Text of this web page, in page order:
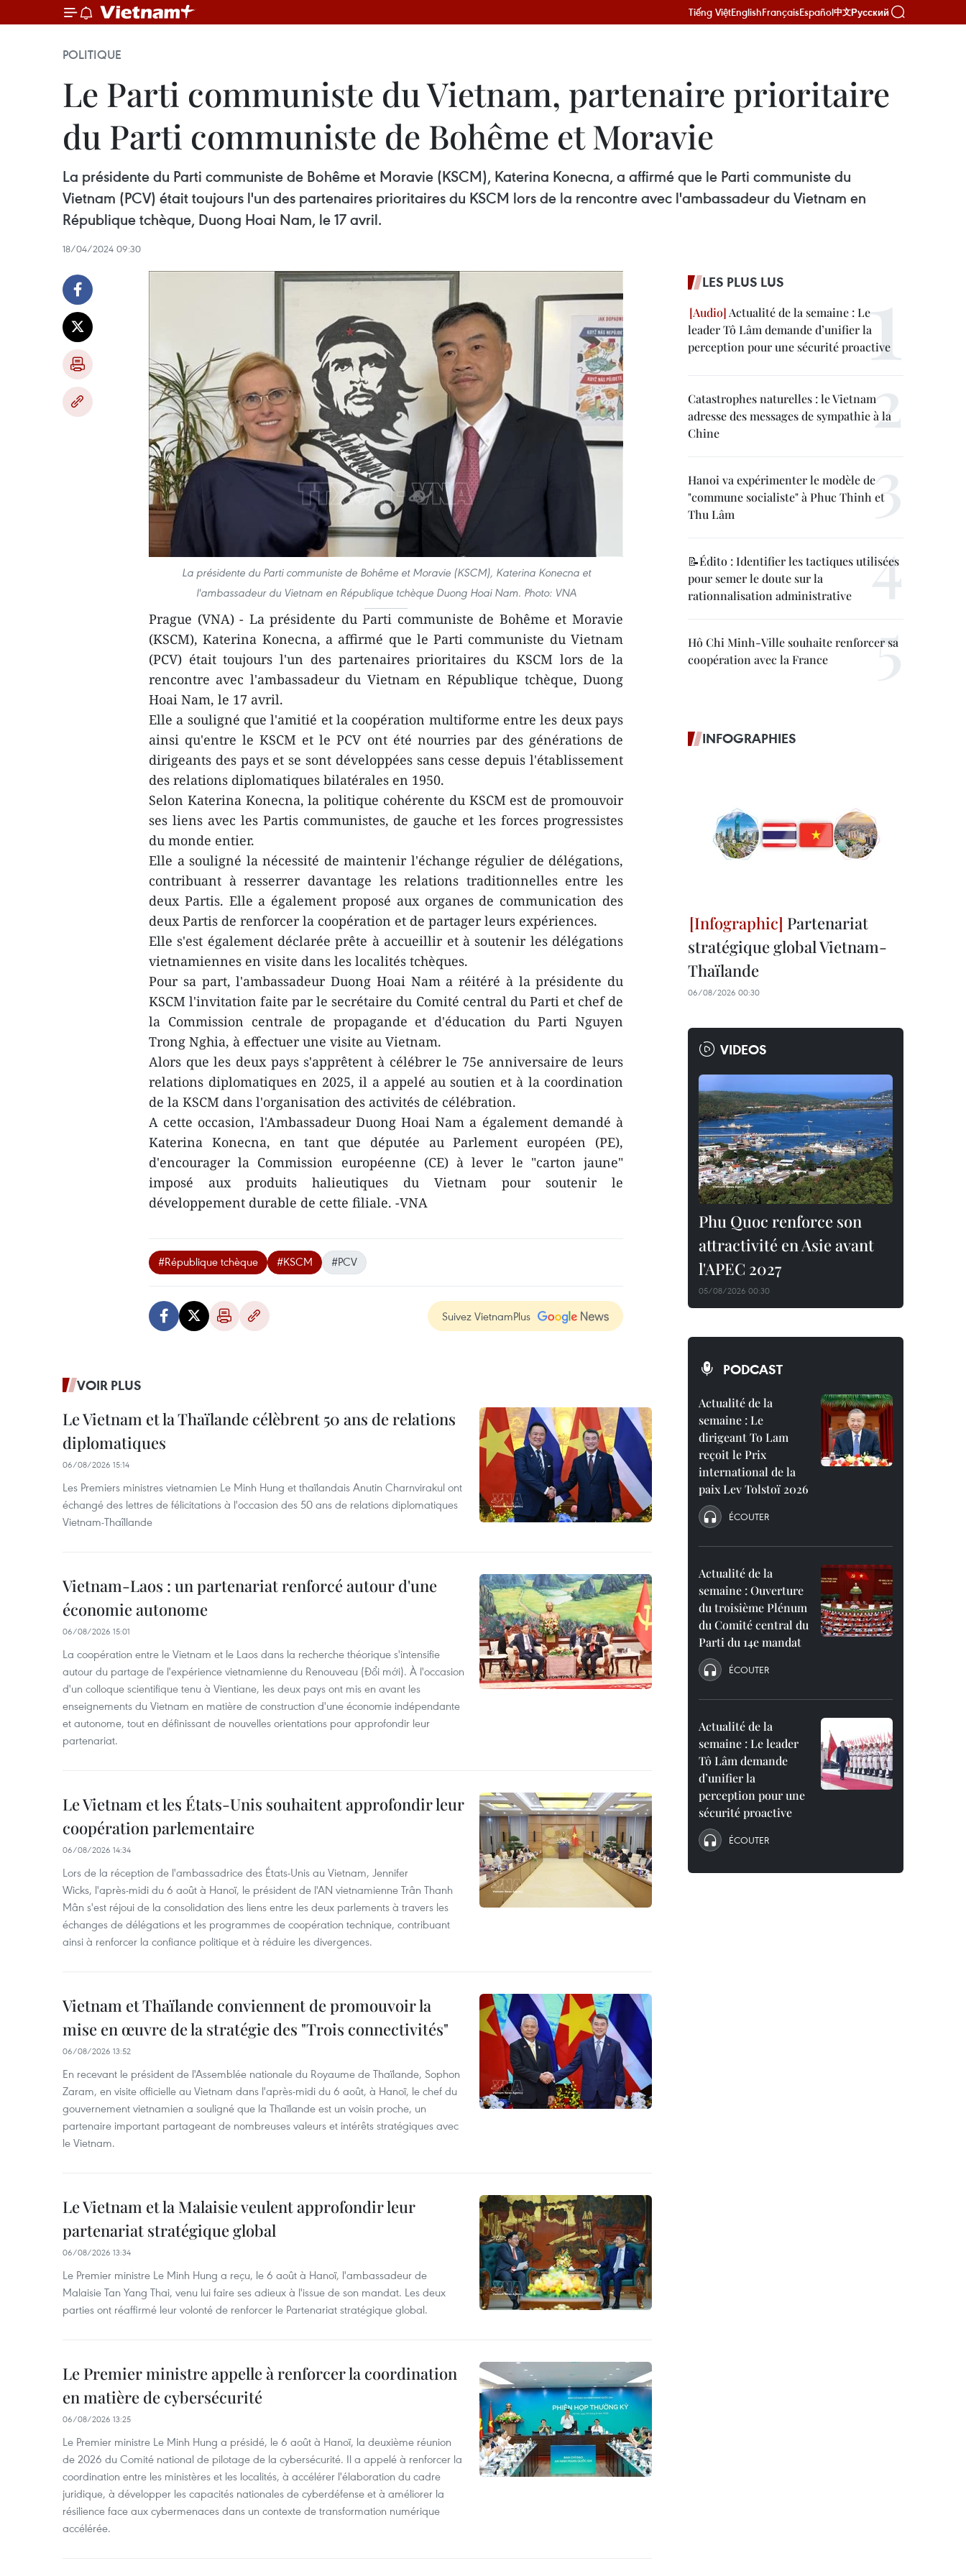
Tiếng ViệtEnglishFrançaisEspañol中文Русский
POLITIQUE
Le Parti communiste du Vietnam, partenaire prioritaire
du Parti communiste de Bohême et Moravie
La présidente du Parti communiste de Bohême et Moravie (KSCM), Katerina Konecna, a affirmé que le Parti communiste du
Vietnam (PCV) était toujours l'un des partenaires prioritaires du KSCM lors de la rencontre avec l'ambassadeur du Vietnam en
République tchèque, Duong Hoai Nam, le 17 avril.
18/04/2024 09:30
La présidente du Parti communiste de Bohême et Moravie (KSCM), Katerina Konecna et
l'ambassadeur du Vietnam en République tchèque Duong Hoai Nam. Photo: VNA
Prague (VNA) - La présidente du Parti communiste de Bohême et Moravie
(KSCM), Katerina Konecna, a affirmé que le Parti communiste du Vietnam
(PCV) était toujours l'un des partenaires prioritaires du KSCM lors de la
rencontre avec l'ambassadeur du Vietnam en République tchèque, Duong
Hoai Nam, le 17 avril.
Elle a souligné que l'amitié et la coopération multiforme entre les deux pays
ainsi qu'entre le KSCM et le PCV ont été nourries par des générations de
dirigeants des pays et se sont développées sans cesse depuis l'établissement
des relations diplomatiques bilatérales en 1950.
Selon Katerina Konecna, la politique cohérente du KSCM est de promouvoir
ses liens avec les Partis communistes, de gauche et les forces progressistes
du monde entier.
Elle a souligné la nécessité de maintenir l'échange régulier de délégations,
contribuant à resserrer davantage les relations traditionnelles entre les
deux Partis. Elle a également proposé aux organes de communication des
deux Partis de renforcer la coopération et de partager leurs expériences.
Elle s'est également déclarée prête à accueillir et à soutenir les délégations
vietnamiennes en visite dans les localités tchèques.
Pour sa part, l'ambassadeur Duong Hoai Nam a réitéré à la présidente du
KSCM l'invitation faite par le secrétaire du Comité central du Parti et chef de
la Commission centrale de propagande et d'éducation du Parti Nguyen
Trong Nghia, à effectuer une visite au Vietnam.
Alors que les deux pays s'apprêtent à célébrer le 75e anniversaire de leurs
relations diplomatiques en 2025, il a appelé au soutien et à la coordination
de la KSCM dans l'organisation des activités de célébration.
A cette occasion, l'Ambassadeur Duong Hoai Nam a également demandé à
Katerina Konecna, en tant que députée au Parlement européen (PE),
d'encourager la Commission européenne (CE) à lever le "carton jaune"
imposé aux produits halieutiques du Vietnam pour soutenir le
développement durable de cette filiale. -VNA
#République tchèque #KSCM #PCV
Suivez VietnamPlus
VOIR PLUS
Le Vietnam et la Thaïlande célèbrent 50 ans de relations
diplomatiques
06/08/2026 15:14
Les Premiers ministres vietnamien Le Minh Hung et thaïlandais Anutin Charnvirakul ont
échangé des lettres de félicitations à l'occasion des 50 ans de relations diplomatiques
Vietnam-Thaîllande
Vietnam-Laos : un partenariat renforcé autour d'une
économie autonome
06/08/2026 15:01
La coopération entre le Vietnam et le Laos dans la recherche théorique s'intensifie
autour du partage de l'expérience vietnamienne du Renouveau (Đổi mới). À l'occasion
d'un colloque scientifique tenu à Vientiane, les deux pays ont mis en avant les
enseignements du Vietnam en matière de construction d'une économie indépendante
et autonome, tout en définissant de nouvelles orientations pour approfondir leur
partenariat.
Le Vietnam et les États-Unis souhaitent approfondir leur
coopération parlementaire
06/08/2026 14:34
Lors de la réception de l'ambassadrice des États-Unis au Vietnam, Jennifer
Wicks, l'après-midi du 6 août à Hanoï, le président de l'AN vietnamienne Trân Thanh
Mân s'est réjoui de la consolidation des liens entre les deux parlements à travers les
échanges de délégations et les programmes de coopération technique, contribuant
ainsi à renforcer la confiance politique et à réduire les divergences.
Vietnam et Thaïlande conviennent de promouvoir la
mise en œuvre de la stratégie des "Trois connectivités"
06/08/2026 13:52
En recevant le président de l'Assemblée nationale du Royaume de Thaïlande, Sophon
Zaram, en visite officielle au Vietnam dans l'après-midi du 6 août, à Hanoï, le chef du
gouvernement vietnamien a souligné que la Thaïlande est un voisin proche, un
partenaire important partageant de nombreuses valeurs et intérêts stratégiques avec
le Vietnam.
Le Vietnam et la Malaisie veulent approfondir leur
partenariat stratégique global
06/08/2026 13:34
Le Premier ministre Le Minh Hung a reçu, le 6 août à Hanoï, l'ambassadeur de
Malaisie Tan Yang Thai, venu lui faire ses adieux à l'issue de son mandat. Les deux
parties ont réaffirmé leur volonté de renforcer le Partenariat stratégique global.
Le Premier ministre appelle à renforcer la coordination
en matière de cybersécurité
06/08/2026 13:25
Le Premier ministre Le Minh Hung a présidé, le 6 août à Hanoï, la deuxième réunion
de 2026 du Comité national de pilotage de la cybersécurité. Il a appelé à renforcer la
coordination entre les ministères et les localités, à accélérer l'élaboration du cadre
juridique, à développer les capacités nationales de cyberdéfense et à améliorer la
résilience face aux cybermenaces dans un contexte de transformation numérique
accélérée.
LES PLUS LUS
Actualité de la semaine : Le
leader Tô Lâm demande d’unifier la
perception pour une sécurité proactive
Catastrophes naturelles : le Vietnam
adresse des messages de sympathie à la
Chine
Hanoi va expérimenter le modèle de
"commune socialiste" à Phuc Thinh et
Thu Lâm
📝Édito : Identifier les tactiques utilisées
pour semer le doute sur la
rationnalisation administrative
Hô Chi Minh-Ville souhaite renforcer sa
coopération avec la France
INFOGRAPHIES
Partenariat
stratégique global Vietnam-
Thaïlande
06/08/2026 00:30
VIDEOS
Phu Quoc renforce son
attractivité en Asie avant
l'APEC 2027
05/08/2026 00:30
PODCAST
Actualité de la
semaine : Le
dirigeant To Lam
reçoit le Prix
international de la
paix Lev Tolstoï 2026
ÉCOUTER
Actualité de la
semaine : Ouverture
du troisième Plénum
du Comité central du
Parti du 14e mandat
ÉCOUTER
Actualité de la
semaine : Le leader
Tô Lâm demande
d’unifier la
perception pour une
sécurité proactive
ÉCOUTER